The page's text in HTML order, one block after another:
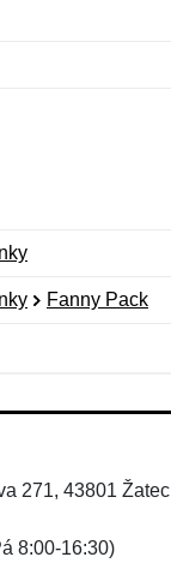
Fanny Pack
271, 43801 Žatec
8:00-16:30)